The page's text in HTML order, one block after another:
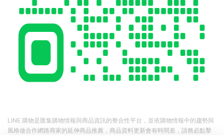
LINE 購物是匯集購物情報與商品資訊的整合性平台，並依購物情報中的趨勢與
風格做合作網路商家的延伸商品推薦，商品資料更新會有時間差，請務必點擊